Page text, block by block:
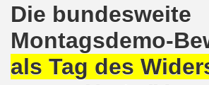
Die bundesweite
Montagsdemo-
als Tag des
Bewegung ruft auf am 17.02.2020
wird zum Tag X aufrufen
Montagsdemo-Bewegung in